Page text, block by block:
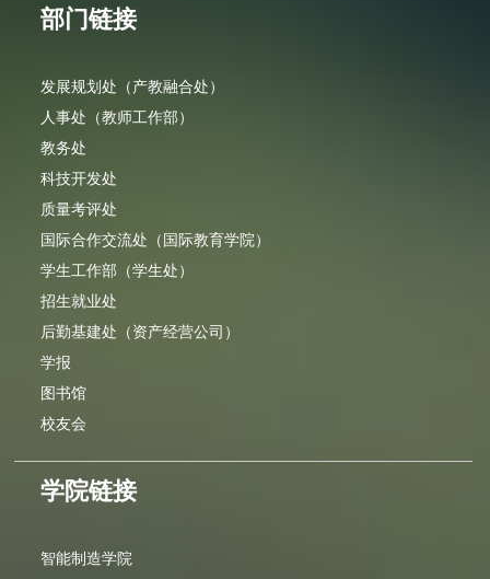
部门链接
发展规划处（产教融合处）
人事处（教师工作部）
教务处
科技开发处
质量考评处
国际合作交流处（国际教育学院）
学生工作部（学生处）
招生就业处
后勤基建处（资产经营公司）
学报
图书馆
校友会
学院链接
智能制造学院